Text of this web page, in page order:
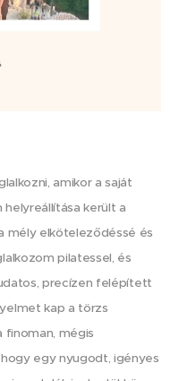
amikor a saját
került a
mély elköteleződéssé és
pilatessel, és
precízen felépített
kap a törzs
mégis
egy nyugodt, igényes